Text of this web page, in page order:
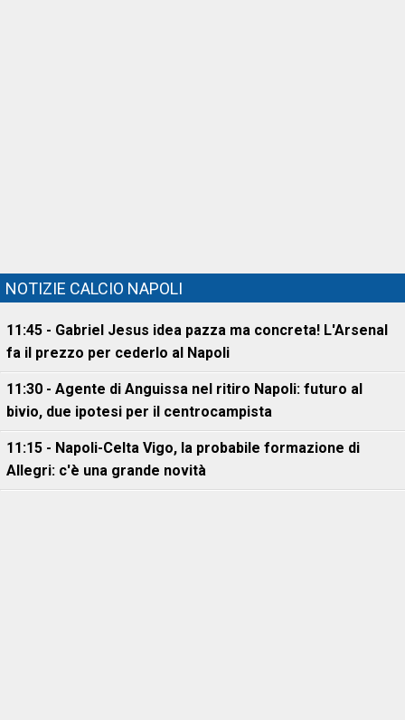
NOTIZIE CALCIO NAPOLI
11:45 - Gabriel Jesus idea pazza ma concreta! L'Arsenal
fa il prezzo per cederlo al Napoli
11:30 - Agente di Anguissa nel ritiro Napoli: futuro al
bivio, due ipotesi per il centrocampista
11:15 - Napoli-Celta Vigo, la probabile formazione di
Allegri: c'è una grande novità